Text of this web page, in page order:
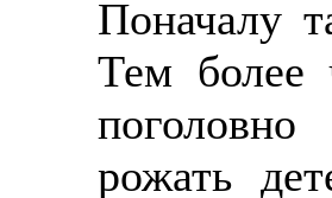
Поначалу
Тем более
поголовно
рожать